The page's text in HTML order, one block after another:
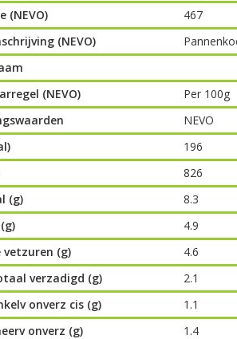
(NEVO)
467
(NEVO)
(NEVO)
Per 100g
NEVO
196
826
(g)
8.3
4.9
vetzuren (g)
4.6
verzadigd (g)
2.1
onverz cis (g)
1.1
onverz (g)
1.4